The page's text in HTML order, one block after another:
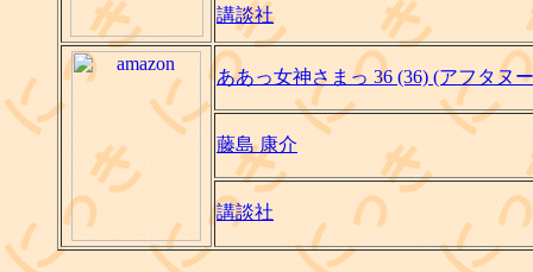
講談社
ああっ女神さまっ 36 (36) (アフタヌ
藤島 康介
講談社